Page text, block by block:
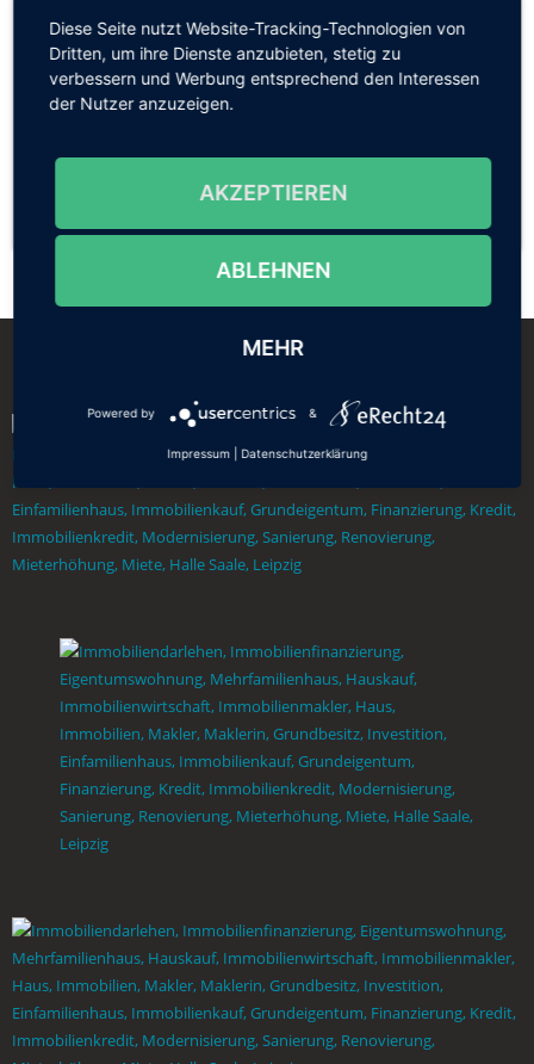
Quelle: vdiv Sachsen-Anhalt e.V. – VDIVinfo 38/2020, 3.
Ausgabe des VDIV-Beiratsnewsletters
Spread the word. Share this post!
Diese Seite nutzt Website-Tracking-Technologien von
Dritten, um ihre Dienste anzubieten, stetig zu
verbessern und Werbung entsprechend den Interessen
der Nutzer anzuzeigen.
AKZEPTIEREN
ABLEHNEN
MEHR
Powered by &
Impressum Datenschutzerklärung